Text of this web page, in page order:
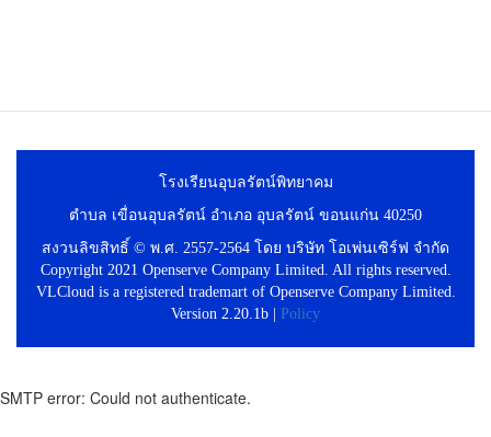
โรงเรียนอุบลรัตน์พิทยาคม
ตำบล เขื่อนอุบลรัตน์ อำเภอ อุบลรัตน์ ขอนแก่น 40250
สงวนลิขสิทธิ์ © พ.ศ. 2557-2564 โดย บริษัท โอเพ่นเซิร์ฟ จำกัด
Copyright 2021 Openserve Company Limited. All rights reserved.
VLCloud is a registered trademart of Openserve Company Limited.
Version 2.20.1b |
Policy
SMTP error: Could not authenticate.